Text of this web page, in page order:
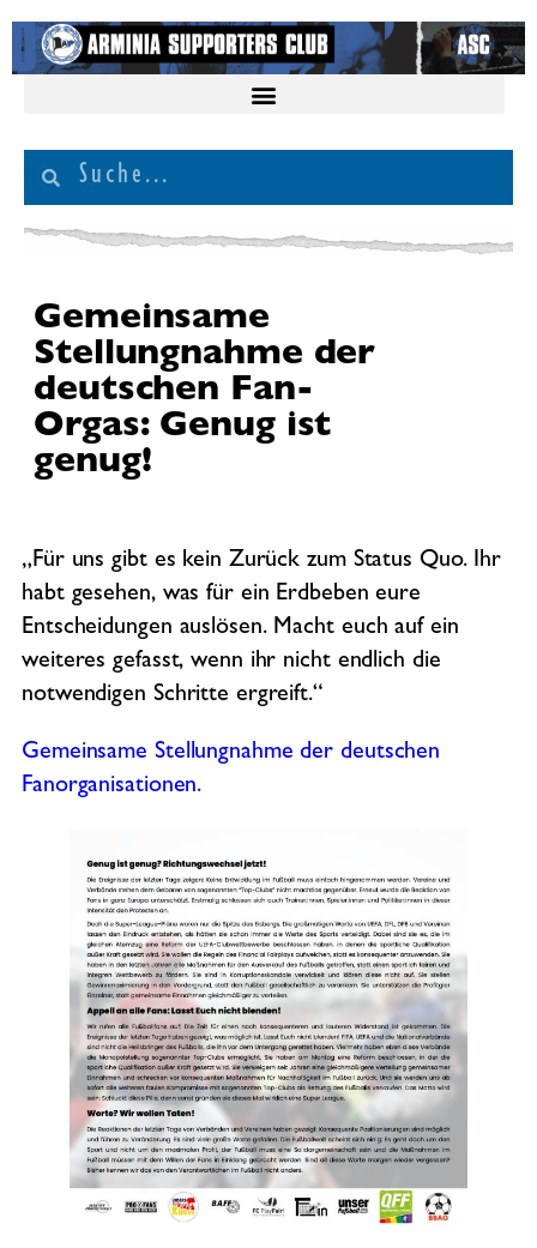
Gemeinsame
Stellungnahme der
deutschen Fan-
Orgas: Genug ist
genug!
„Für uns gibt es kein Zurück zum Status Quo. Ihr
habt gesehen, was für ein Erdbeben eure
Entscheidungen auslösen. Macht euch auf ein
weiteres gefasst, wenn ihr nicht endlich die
notwendigen Schritte ergreift.“
Gemeinsame Stellungnahme der deutschen
Fanorganisationen.